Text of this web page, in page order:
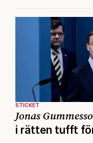
STICKET
Jonas
i rätten tufft